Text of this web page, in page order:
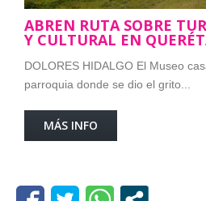
ABREN RUTA SOBRE
Y CULTURAL EN
DOLORES HIDALGO El Museo
parroquia donde se dio el grito...
MÁS INFO